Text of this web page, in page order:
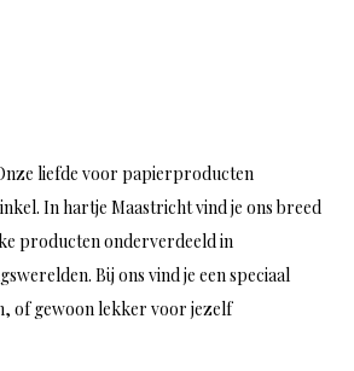
liefde voor papierproducten
In hartje Maastricht vind je ons breed
producten onderverdeeld in
Bij ons vind je een speciaal
of gewoon lekker voor jezelf